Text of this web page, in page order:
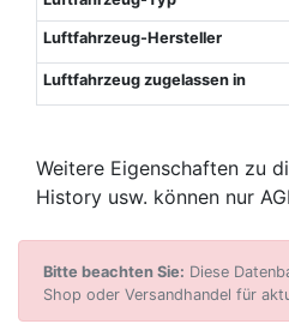
Luftfahrzeug-Hersteller
Luftfahrzeug zugelassen in
Weitere Eigenschaften zu
History usw. können nur
Bitte beachten Sie: Diese
Shop oder Versandhandel für